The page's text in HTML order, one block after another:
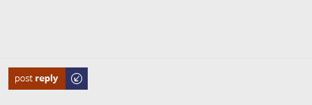
Odpowiedz